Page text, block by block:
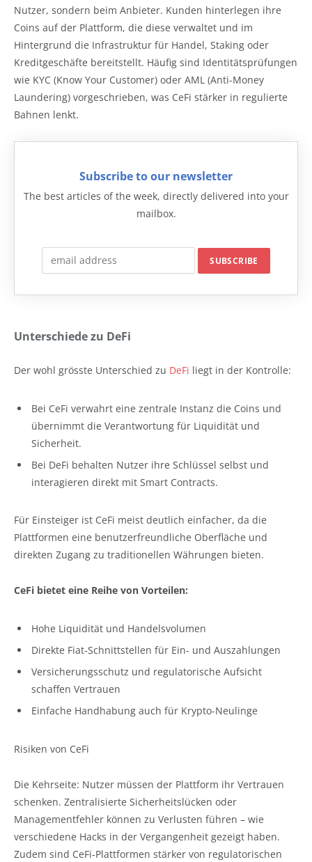
Nutzer, sondern beim Anbieter. Kunden hinterlegen ihre
Coins auf der Plattform, die diese verwaltet und im
Hintergrund die Infrastruktur für Handel, Staking oder
Kreditgeschäfte bereitstellt. Häufig sind Identitätsprüfungen
wie KYC (Know Your Customer) oder AML (Anti-Money
Laundering) vorgeschrieben, was CeFi stärker in regulierte
Bahnen lenkt.
Subscribe to our newsletter
The best articles of the week, directly delivered into your
mailbox.
Unterschiede zu DeFi
Der wohl grösste Unterschied zu DeFi liegt in der Kontrolle:
Bei CeFi verwahrt eine zentrale Instanz die Coins und
übernimmt die Verantwortung für Liquidität und
Sicherheit.
Bei DeFi behalten Nutzer ihre Schlüssel selbst und
interagieren direkt mit Smart Contracts.
Für Einsteiger ist CeFi meist deutlich einfacher, da die
Plattformen eine benutzerfreundliche Oberfläche und
direkten Zugang zu traditionellen Währungen bieten.
CeFi bietet eine Reihe von Vorteilen:
Hohe Liquidität und Handelsvolumen
Direkte Fiat-Schnittstellen für Ein- und Auszahlungen
Versicherungsschutz und regulatorische Aufsicht
schaffen Vertrauen
Einfache Handhabung auch für Krypto-Neulinge
Risiken von CeFi
Die Kehrseite: Nutzer müssen der Plattform ihr Vertrauen
schenken. Zentralisierte Sicherheitslücken oder
Managementfehler können zu Verlusten führen – wie
verschiedene Hacks in der Vergangenheit gezeigt haben.
Zudem sind CeFi-Plattformen stärker von regulatorischen